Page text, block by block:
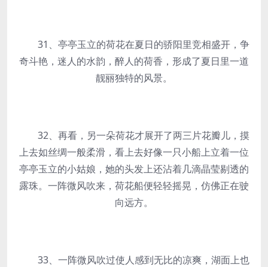
31、亭亭玉立的荷花在夏日的骄阳里竞相盛开，争
奇斗艳，迷人的水韵，醉人的荷香，形成了夏日里一道
靓丽独特的风景。
32、再看，另一朵荷花才展开了两三片花瓣儿，摸
上去如丝绸一般柔滑，看上去好像一只小船上立着一位
亭亭玉立的小姑娘，她的头发上还沾着几滴晶莹剔透的
露珠。一阵微风吹来，荷花船便轻轻摇晃，仿佛正在驶
向远方。
33、一阵微风吹过使人感到无比的凉爽，湖面上也